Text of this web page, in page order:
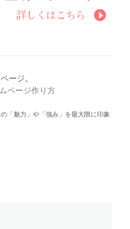
ージ。
「魅力」や「強み」を最大限に印象